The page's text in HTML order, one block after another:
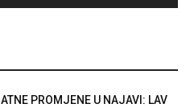
PROMJENE U NAJAVI: LAV